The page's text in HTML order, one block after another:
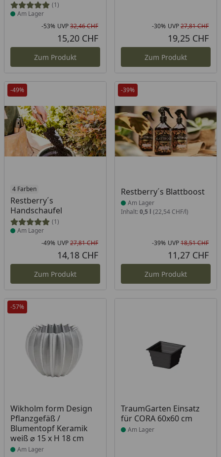
(1)
Am Lager
Rabatt in Prozent
-53%
Ursprünglicher Preis
UVP32,46 CHF
15,20 CHF
Zum Produkt
-30% UVP27,81 CHF
19,25 CHF
Zum Produkt
-49%
4 Farben
Restberry´s
Handschaufel
(1)
Produkt am Lager
Am Lager
Rabatt in Prozent
-49%
Ursprünglicher Preis
UVP27,81 CHF
14,18 CHF
Zum Produkt
-39%
Restberry´s Blattboost
Produkt am Lager
Am Lager
Inhalt: 0,5 l (22,54 CHF/l)
-39% UVP18,51 CHF
11,27 CHF
Zum Produkt
-57%
Wikholm form Design
Pflanzgefäß /
Blumentopf Keramik
weiß ⌀ 15 x H 18 cm
Produkt am Lager
Am Lager
TraumGarten Einsatz
für CORA 60x60 cm
Produkt am Lager
Am Lager